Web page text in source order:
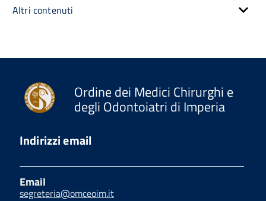
Altri contenuti
Ordine dei Medici Chirurghi e
degli Odontoiatri di Imperia
Indirizzi email
Email
segreteria@omceoim.it